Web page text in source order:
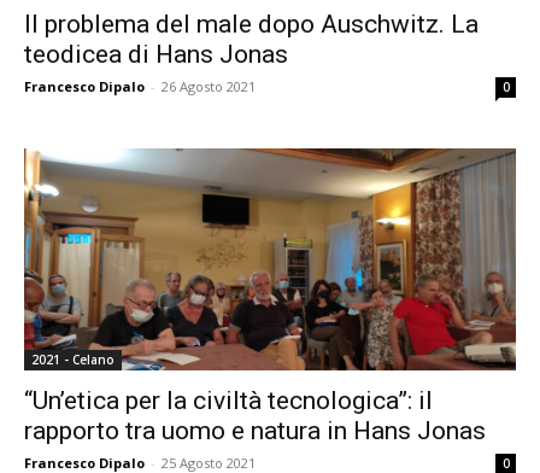
Il problema del male dopo Auschwitz. La
teodicea di Hans Jonas
Francesco Dipalo - 26 Agosto 2021 0
2021 - Celano
“Un’etica per la civiltà tecnologica”: il
rapporto tra uomo e natura in Hans Jonas
Francesco Dipalo - 25 Agosto 2021 0